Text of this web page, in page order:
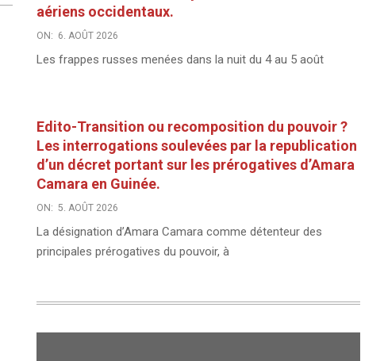
aériens occidentaux.
ON: 6. AOÛT 2026
Les frappes russes menées dans la nuit du 4 au 5 août
Edito-Transition ou recomposition du pouvoir ?
Les interrogations soulevées par la republication
d’un décret portant sur les prérogatives d’Amara
Camara en Guinée.
ON: 5. AOÛT 2026
La désignation d’Amara Camara comme détenteur des
principales prérogatives du pouvoir, à